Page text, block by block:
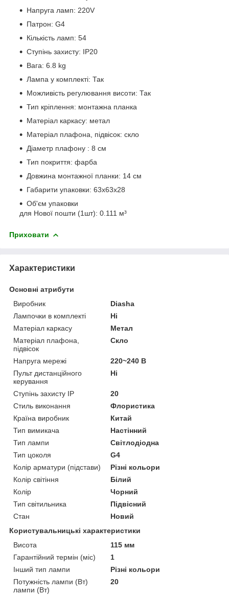
Напруга ламп: 220V
Патрон: G4
Кількість ламп: 54
Ступінь захисту: IP20
Вага: 6.8 kg
Лампа у комплекті: Так
Можливість регулювання висоти: Так
Тип кріплення: монтажна планка
Матеріал каркасу: метал
Матеріал плафона, підвісок: скло
Діаметр плафону : 8 см
Тип покриття: фарба
Довжина монтажної планки: 14 см
Габарити упаковки: 63x63x28
Об'єм упаковки
для Нової пошти (1шт): 0.111 м³
Приховати
Характеристики
Основні атрибути
Виробник
Diasha
Лампочки в комплекті
Ні
Матеріал каркасу
Метал
Матеріал плафона,
підвісок
Скло
Напруга мережі
220~240 В
Пульт дистанційного
керування
Ні
Ступінь захисту IP
20
Стиль виконання
Флористика
Країна виробник
Китай
Тип вимикача
Настінний
Тип лампи
Світлодіодна
Тип цоколя
G4
Колір арматури (підстави)
Різні кольори
Колір світіння
Білий
Колір
Чорний
Тип світильника
Підвісний
Стан
Новий
Користувальницькі характеристики
Висота
115 мм
Гарантійний термін (міс)
1
Інший тип лампи
Різні кольори
Потужність лампи (Вт)
лампи (Вт)
20